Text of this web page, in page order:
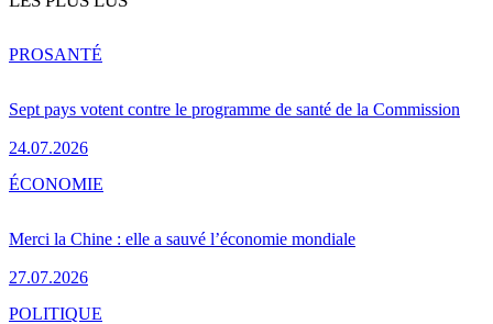
Sept pays votent contre le programme de santé de la Commission
24.07.2026
PROSANTÉ
Merci la Chine : elle a sauvé l’économie mondiale
27.07.2026
ÉCONOMIE
POLITIQUE